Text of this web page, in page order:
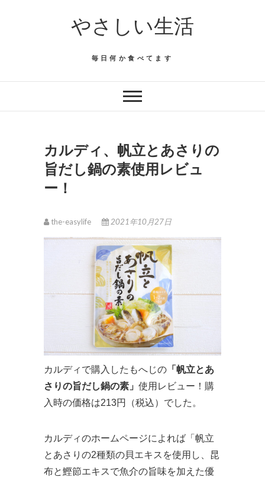
やさしい生活
毎日何か食べてます
カルディ、帆立とあさりの
旨だし鍋の素使用レビュ
ー！
the-easylife 2021年10月27日
カルディで購入したもへじの 「帆立とあ
さりの旨だし鍋の素」 使用レビュー！購
入時の価格は213円（税込）でした。
カルディのホームページによれば「帆立
とあさりの2種類の貝エキスを使用し、昆
布と鰹節エキスで魚介の旨味を加えた優